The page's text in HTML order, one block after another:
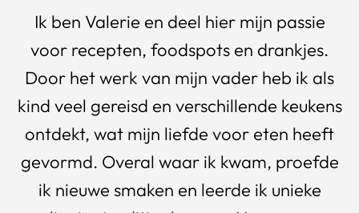
Ik ben Valerie en deel hier mijn passie
voor recepten, foodspots en drankjes.
Door het werk van mijn vader heb ik als
kind veel gereisd en verschillende keukens
ontdekt, wat mijn liefde voor eten heeft
gevormd. Overal waar ik kwam, proefde
ik nieuwe smaken en leerde ik unieke